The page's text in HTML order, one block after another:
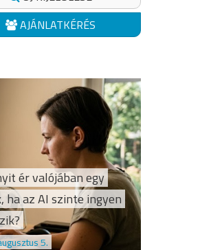
AJÁNLATKÉRÉS
ér valójában egy
ha az AI szinte ingyen
5.